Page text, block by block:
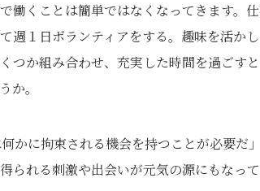
くことは簡単ではなくなってきます。仕
週１日ボランティアをする。趣味を活か
つか組み合わせ、充実した時間を過ごす
か。
かに拘束される機会を持つことが必要だ
れる刺激や出会いが元気の源にもなって